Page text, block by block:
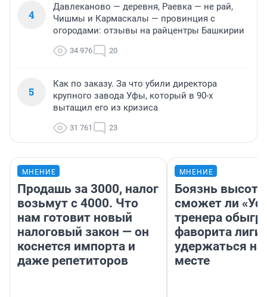
4
Давлеканово — деревня, Раевка — не рай,
Чишмы и Кармаскалы — провинция с
огородами: отзывы на райцентры Башкирии
34 976 20
5
Как по заказу. За что убили директора
крупного завода Уфы, который в 90-х
вытащил его из кризиса
31 761 23
МНЕНИЕ
Продашь за 3000, налог
возьмут с 4000. Что
нам готовит новый
налоговый закон — он
коснется импорта и
даже репетиторов
МНЕНИЕ
Боязнь
сможет ли
тренера
фаворита лиги
удержаться
месте